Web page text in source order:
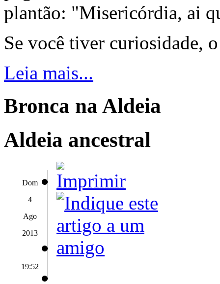
plantão: "Misericórdia, ai
Se você tiver curiosidade,
Leia mais...
Bronca na Aldeia
Aldeia ancestral
Dom
4
Ago
2013
19:52